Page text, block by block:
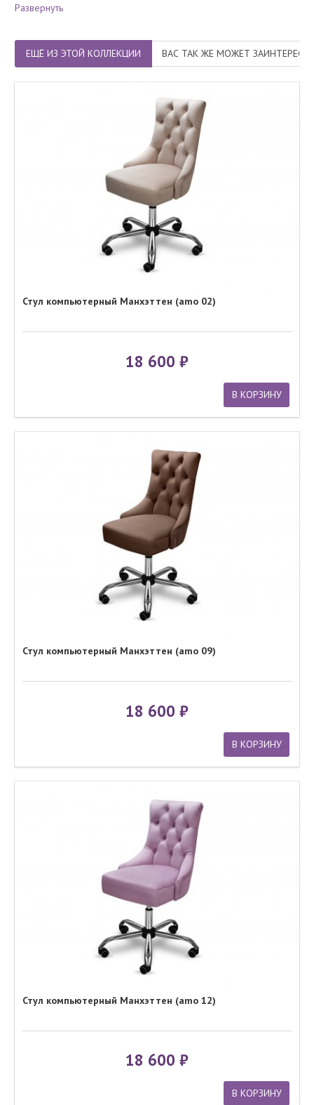
*Возможно изготовление с пуговицами стразами + 1000 руб.
Развернуть
ЕЩЁ ИЗ ЭТОЙ КОЛЛЕКЦИИ ВАС ТАК ЖЕ МОЖЕТ
Стул компьютерный Манхэттен (amo 02)
18 600
В КОРЗИНУ
Стул компьютерный Манхэттен (amo 09)
18 600
В КОРЗИНУ
Стул компьютерный Манхэттен (amo 12)
18 600
В КОРЗИНУ